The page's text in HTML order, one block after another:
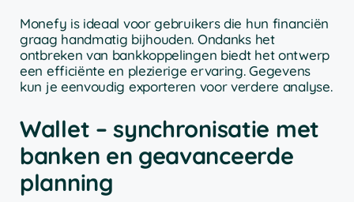
Monefy is ideaal voor gebruikers die hun financiën
graag handmatig bijhouden. Ondanks het
ontbreken van bankkoppelingen biedt het ontwerp
een efficiënte en plezierige ervaring. Gegevens
kun je eenvoudig exporteren voor verdere analyse.
Wallet – synchronisatie met
banken en geavanceerde
planning